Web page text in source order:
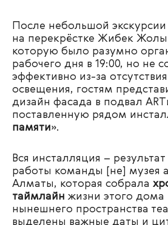
После небольшой
на перекрёстке Жибек Жолы
которую было разумно
рабочего дня в 19:00, но не
эффективно из-за
освещения, гостям
дизайн фасада в подвал
поставленную рядом
памяти».
Вся инсталляция –
работы команды [не] музея
Алматы, которая собрала
таймлайн жизни этого дома
нынешнего пространства
выделены важные даты и